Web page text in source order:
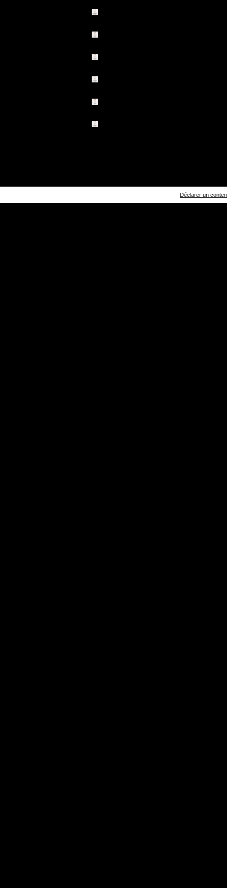
Déclarer un